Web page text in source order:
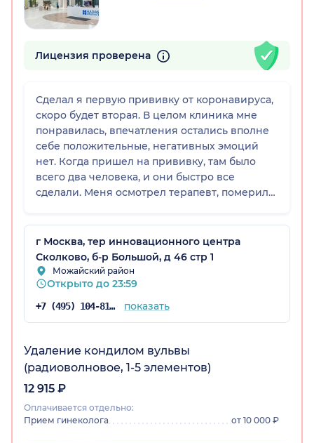
Лицензия проверена
Сделал я первую прививку от коронавируса,
скоро будет вторая. В целом клиника мне
понравилась, впечатления остались вполне
себе положительные, негативных эмоций
нет. Когда пришел на прививку, там было
всего два человека, и они быстро все
сделали. Меня осмотрел терапевт, померил
дал разрешение на вакцинацию. В
процедурном кабинете любезно
посоветовали не увлекаться физическими
нагрузками и не мочить первое время место
прививки. Весь персонал в клинике, включая
администратора в регистратуре, вежливый и
г Москва, тер инновационного центра
Сколково, б-р Большой, д 46 стр 1
Можайский район
Открыто до 23:59
+7 (495) 104-81-22 показать
Удаление кондилом вульвы
(радиоволновое, 1-5 элементов)
12 915 ₽
Оплачивается отдельно:
Прием гинеколога
от 10 000 ₽